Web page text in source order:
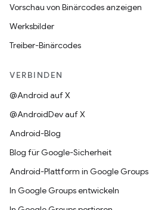
Vorschau von Binärcodes anzeigen
Werksbilder
Treiber-Binärcodes
VERBINDEN
@Android auf X
@AndroidDev auf X
Android-Blog
Blog für Google-Sicherheit
Android-Plattform in Google Groups
In Google Groups entwickeln